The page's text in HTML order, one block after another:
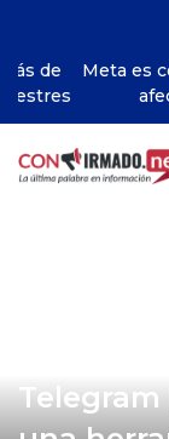
Meta es